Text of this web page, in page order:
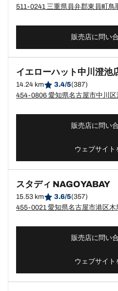
511-0241 三重県員弁郡東員町鳥
販売店に問い
イエローハット中川澄池
14.24 km 3.4/5(387)
454-0806 愛知県名古屋市中川
販売店に問い
ウェブサイト
スタディ NAGOYABAY
15.53 km 3.6/5(357)
販売店に問い
ウェブサイト